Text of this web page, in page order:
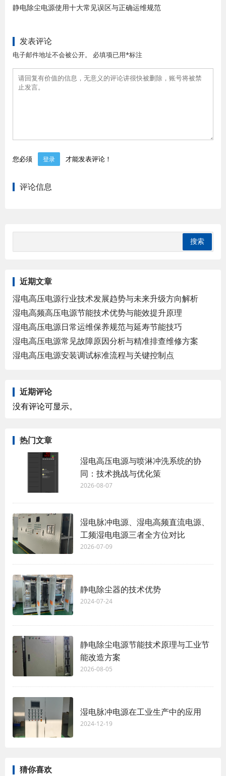
静电除尘电源使用十大常见误区与正确运维规范
发表评论
电子邮件地址不会被公开。 必填项已用*标注
您必须 登录 才能发表评论！
评论信息
近期文章
湿电高压电源行业技术发展趋势与未来升级方向解析
湿电高频高压电源节能技术优势与能效提升原理
湿电高压电源日常运维保养规范与延寿节能技巧
湿电高压电源常见故障原因分析与精准排查维修方案
湿电高压电源安装调试标准流程与关键控制点
近期评论
没有评论可显示。
热门文章
湿电高压电源与喷淋冲洗系统的协
同：技术挑战与优化策
2026-08-07
湿电脉冲电源、湿电高频直流电源、
工频湿电电源三者全方位对比
2026-07-09
静电除尘器的技术优势
2024-07-24
静电除尘电源节能技术原理与工业节
能改造方案
2026-08-05
湿电脉冲电源在工业生产中的应用
2024-12-19
猜你喜欢